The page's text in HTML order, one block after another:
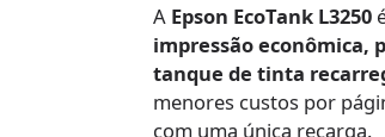
A Epson EcoTank L3250
impressão econômica,
tanque de tinta
menores custos por
com uma única recarga.